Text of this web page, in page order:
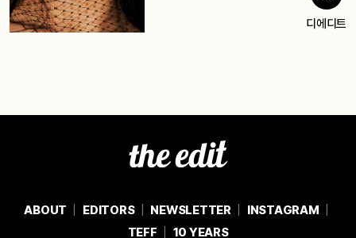
디에디트
ABOUT EDITORS NEWSLETTER
INSTAGRAM
TEFF
10 YEARS